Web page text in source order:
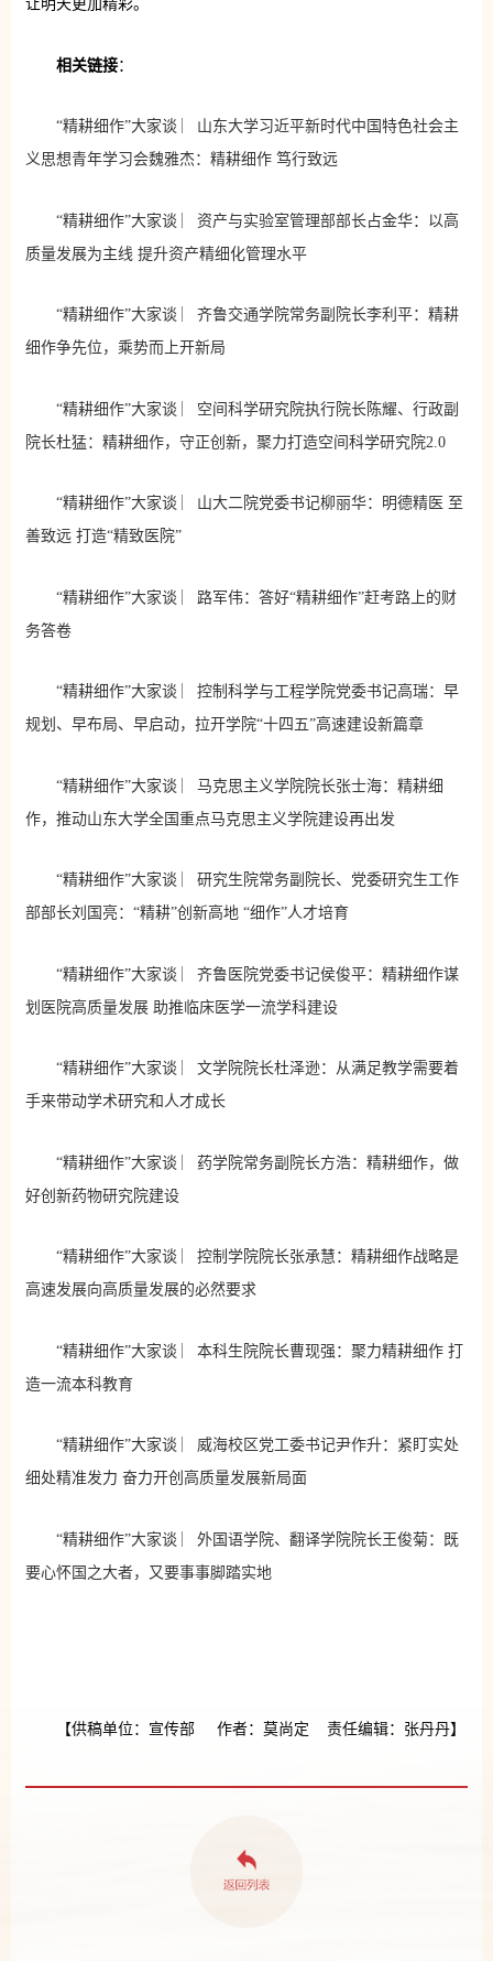
让明天更加精彩。
相关链接：
“精耕细作”大家谈 ︳山东大学习近平新时代中国特色社会主
义思想青年学习会魏雅杰：精耕细作 笃行致远
“精耕细作”大家谈 ︳资产与实验室管理部部长占金华：以高
质量发展为主线 提升资产精细化管理水平
“精耕细作”大家谈 ︳齐鲁交通学院常务副院长李利平：精耕
细作争先位，乘势而上开新局
“精耕细作”大家谈 ︳空间科学研究院执行院长陈耀、行政副
院长杜猛：精耕细作，守正创新，聚力打造空间科学研究院2.0
“精耕细作”大家谈 ︳山大二院党委书记柳丽华：明德精医 至
善致远 打造“精致医院”
“精耕细作”大家谈 ︳路军伟：答好“精耕细作”赶考路上的财
务答卷
“精耕细作”大家谈 ︳控制科学与工程学院党委书记高瑞：早
规划、早布局、早启动，拉开学院“十四五”高速建设新篇章
“精耕细作”大家谈 ︳马克思主义学院院长张士海：精耕细
作，推动山东大学全国重点马克思主义学院建设再出发
“精耕细作”大家谈 ︳研究生院常务副院长、党委研究生工作
部部长刘国亮：“精耕”创新高地 “细作”人才培育
“精耕细作”大家谈 ︳齐鲁医院党委书记侯俊平：精耕细作谋
划医院高质量发展 助推临床医学一流学科建设
“精耕细作”大家谈 ︳文学院院长杜泽逊：从满足教学需要着
手来带动学术研究和人才成长
“精耕细作”大家谈 ︳药学院常务副院长方浩：精耕细作，做
好创新药物研究院建设
“精耕细作”大家谈 ︳控制学院院长张承慧：精耕细作战略是
高速发展向高质量发展的必然要求
“精耕细作”大家谈 ︳本科生院院长曹现强：聚力精耕细作 打
造一流本科教育
“精耕细作”大家谈 ︳威海校区党工委书记尹作升：紧盯实处
细处精准发力 奋力开创高质量发展新局面
“精耕细作”大家谈 ︳外国语学院、翻译学院院长王俊菊：既
要心怀国之大者，又要事事脚踏实地
【供稿单位：宣传部 作者：莫尚定 责任编辑：张丹丹】